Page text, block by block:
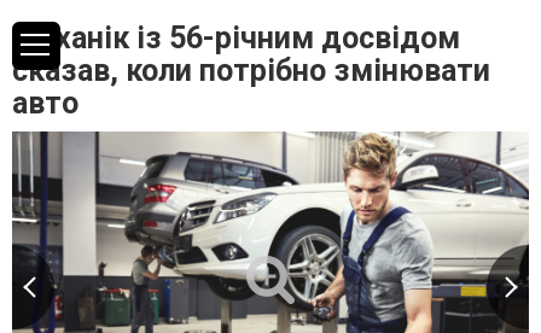
Механік із 56-річним досвідом
сказав, коли потрібно змінювати
авто